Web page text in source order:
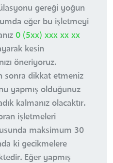
gereği yoğun
eğer bu işletmeyi
0 (5xx) xxx xx xx
kesin
öneriyoruz.
sonra dikkat etmeniz
yapmış olduğunuz
kalmanız olacaktır.
işletmeleri
maksimum 30
ki gecikmelere
Eğer yapmış